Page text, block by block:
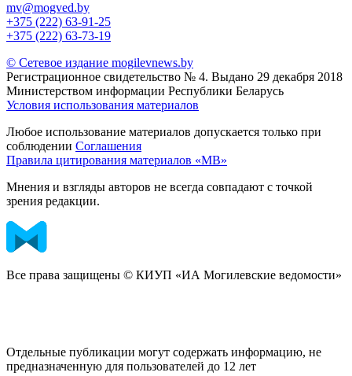
mv@mogved.by
+375 (222) 63-91-25
+375 (222) 63-73-19
© Сетевое издание mogilevnews.by
Регистрационное свидетельство № 4. Выдано 29 декабря 2018
Министерством информации Республики Беларусь
Условия использования материалов
Любое использование материалов допускается только при
соблюдении Соглашения
Правила цитирования материалов «МВ»
Мнения и взгляды авторов не всегда совпадают с точкой
зрения редакции.
Все права защищены © КИУП «ИА Могилевские ведомости»
Отдельные публикации могут содержать информацию, не
предназначенную для пользователей до 12 лет